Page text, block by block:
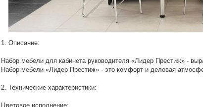
1. Описание:
Набор мебели для кабинета руководителя «Лидер Престиж» -
Набор мебели «Лидер Престиж» - это комфорт и деловая
2. Технические характеристики:
Цветовое исполнение: